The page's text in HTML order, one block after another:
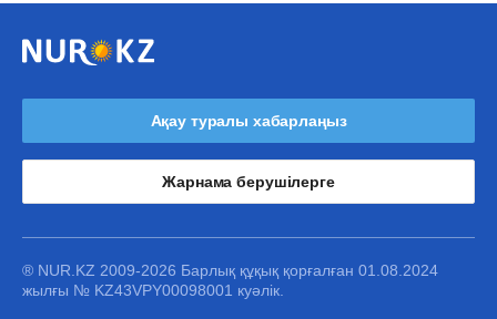
Ақау туралы хабарлаңыз
Жарнама берушілерге
® NUR.KZ 2009-2026 Барлық құқық қорғалған 01.08.2024
жылғы № KZ43VPY00098001 куәлік.